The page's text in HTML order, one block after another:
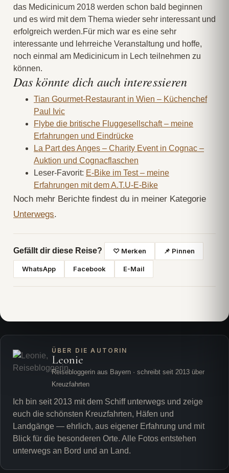
das Medicinicum 2018 werden schon bald beginnen
und es wird mit dem Thema wieder sehr interessant und
erfolgreich werden.Für mich war es eine sehr
interessante und lehrreiche Veranstaltung und hoffe,
noch einmal am Medicinicum in Lech teilnehmen zu
können.
Das könnte dich auch interessieren
Tian Gourmet-Restaurant in Wien – Küchenchef
Paul Ivic
Flybe die britische Fluggesellschaft – meine
Erfahrungen und Eindrücke
La Part des Anges – Charity Event in Cognac –
Auktion und Cognacflaschen
Leser-Favorit: E-Bike im Test – meine
Erfahrungen mit dem A.T.U-E-Bike
Noch mehr Berichte findest du in meiner Kategorie
Unterwegs.
Gefällt dir diese Reise? ♡ Merken 📌 Pinnen
WhatsApp Facebook E-Mail
ÜBER DIE AUTORIN
Leonie
Reisebloggerin aus Bayern · schreibt seit 2013 über
Kreuzfahrten
Ich bin seit 2013 mit dem Schiff unterwegs und zeige
euch die schönsten Kreuzfahrten, Häfen und
Landgänge — ehrlich, aus eigener Erfahrung und mit
Blick für die besonderen Orte. Alle Fotos entstehen
unterwegs an Bord und an Land.